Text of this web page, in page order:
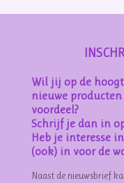
Wil jij op de
nieuwe
voordeel?
Schrijf je dan in
Heb je interesse
(ook) in voor de
Naast de nieuwsbrief